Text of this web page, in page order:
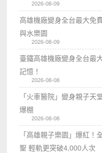
2026-08-09
高雄機廠變身全台最大免
與水樂園
2026-08-09
臺鐵高雄機廠變身全台最
記憶！
2026-08-08
「火車醫院」變身親子天
爆棚
2026-08-08
「高雄親子樂園」爆紅！
聖 輕軌更突破4,000人次